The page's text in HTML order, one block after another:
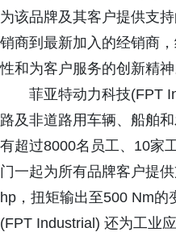
为该品牌及其客户提供支
销商到最新加入的经销商
性和为客户服务的创新精神
菲亚特动力科技(FPT
路及非道路用车辆、船舶
有超过8000名员工、10家
门一起为所有品牌客户提
hp，扭矩输出至500 Nm
(FPT Industrial) 还为工业